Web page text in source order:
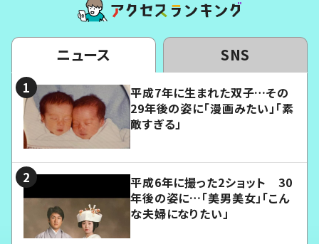
ニュース SNS
平成7年に生まれた双子…その
29年後の姿に「漫画みたい」「素
敵すぎる」
平成6年に撮った2ショット 30
年後の姿に…「美男美女」「こん
な夫婦になりたい」